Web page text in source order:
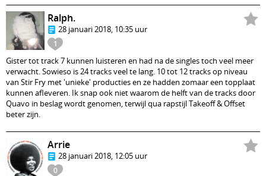
1
Ralph.
28 januari 2018, 10:35 uur
Gister tot track 7 kunnen luisteren en had na de singles toch veel meer
verwacht. Sowieso is 24 tracks veel te lang. 10 tot 12 tracks op niveau
van Stir Fry met 'unieke' producties en ze hadden zomaar een topplaat
kunnen afleveren. Ik snap ook niet waarom de helft van de tracks door
Quavo in beslag wordt genomen, terwijl qua rapstijl Takeoff & Offset
beter zijn.
0
Arrie
28 januari 2018, 12:05 uur